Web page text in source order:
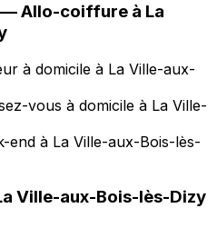
—Allo-coiffure à La
à domicile à La Ville-aux-
vous à domicile à La Ville-
end à La Ville-aux-Bois-lès-
Ville-aux-Bois-lès-Dizy